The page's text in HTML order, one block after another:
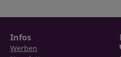
Infos
Werben